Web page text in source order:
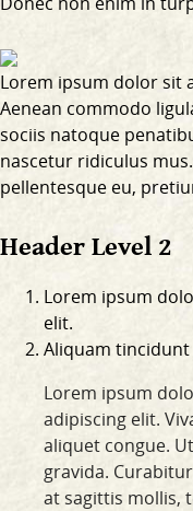
Lorem ipsum dolor sit
Aenean commodo
sociis natoque
nascetur ridiculus
pellentesque eu,
Header Level 2
Lorem ipsum
elit.
Aliquam
Lorem ipsum
adipiscing elit.
aliquet congue.
gravida.
at sagittis mollis,